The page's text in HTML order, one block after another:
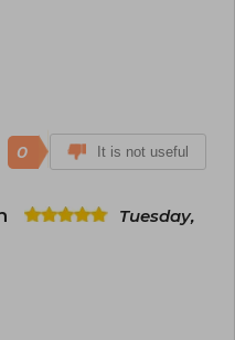
0 It is not useful
Tuesday,